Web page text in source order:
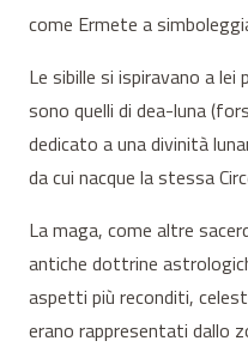
come Ermete a
Le sibille si ispiravano a
sono quelli di dea-luna
dedicato a una divinità
da cui nacque la stessa
La maga, come altre
antiche dottrine
aspetti più reconditi,
erano rappresentati dallo